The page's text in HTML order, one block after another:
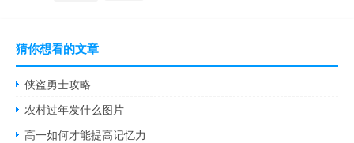
猜你想看的文章
侠盗勇士攻略
农村过年发什么图片
高一如何才能提高记忆力